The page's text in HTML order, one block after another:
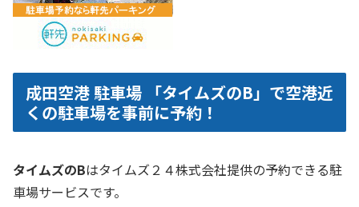
成田空港 駐車場 「タイムズのB」で空港近
くの駐車場を事前に予約！
タイムズのBはタイムズ２４株式会社提供の予約できる駐
車場サービスです。